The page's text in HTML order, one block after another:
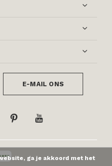
E-MAIL ONS
ga je akkoord met het